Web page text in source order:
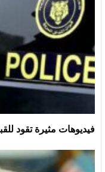
فيديوهات مثيرة تقود